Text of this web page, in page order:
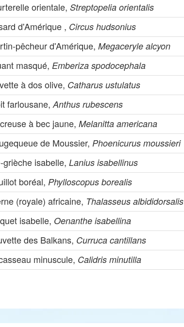
orientale,Streptopelia orientalis
d'Amérique , Circus hudsonius
pêcheur d'Amérique,Megaceryle alcyon
masqué, Emberiza spodocephala
à dos olive, Catharus ustulatus
farlousane,Anthus rubescens
à bec jaune,Melanitta americana
de Moussier, Phoenicurus moussieri
grièche isabelle,Lanius isabellinus
boréal, Phylloscopus borealis
(royale) africaine, Thalasseus albididorsalis
isabelle, Oenanthe isabellina
des Balkans, Curruca cantillans
minuscule, Calidris minutilla